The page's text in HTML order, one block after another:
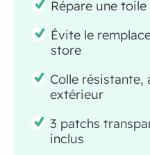
Répare une
Évite le
store
Colle résistante,
extérieur
3 patchs
inclus